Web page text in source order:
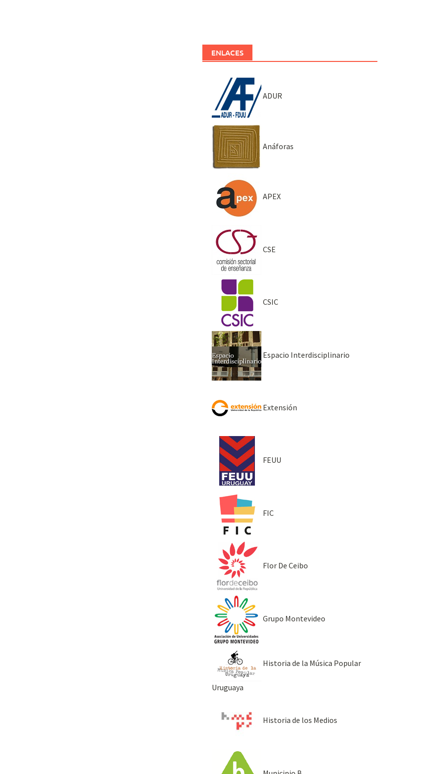
ENLACES
ADUR
Anáforas
APEX
CSE
CSIC
Espacio Interdisciplinario
Extensión
FEUU
FIC
Flor De Ceibo
Grupo Montevideo
Historia de la Música Popular
Uruguaya
Historia de los Medios